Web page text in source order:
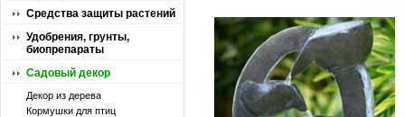
Средства защиты растений
Удобрения, грунты,
биопрепараты
Садовый декор
Декор из дерева
Кормушки для птиц